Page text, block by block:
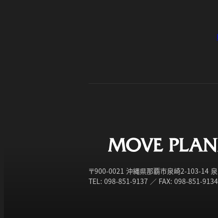
〒900-0021 沖縄県那覇市泉崎2-103-14
TEL: 098-851-9137 ／ FAX: 098-851-9134